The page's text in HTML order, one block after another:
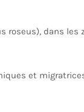
roseus), dans les
et